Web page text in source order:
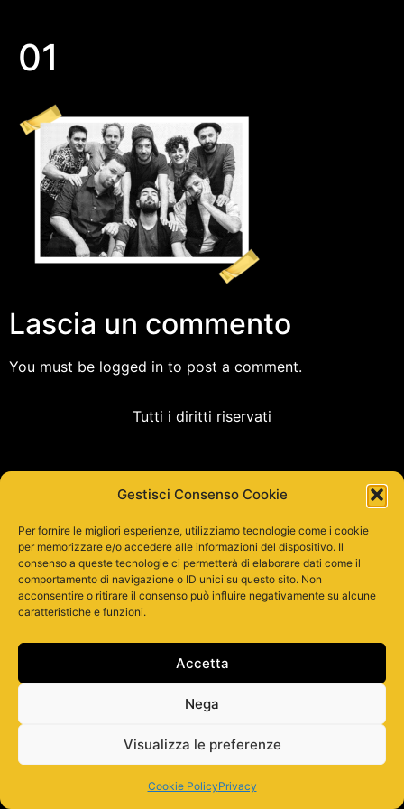
Gestisci Consenso Cookie
Per fornire le migliori esperienze, utilizziamo tecnologie come i cookie
per memorizzare e/o accedere alle informazioni del dispositivo. Il
consenso a queste tecnologie ci permetterà di elaborare dati come il
comportamento di navigazione o ID unici su questo sito. Non
acconsentire o ritirare il consenso può influire negativamente su alcune
caratteristiche e funzioni.
Accetta
Nega
Visualizza le preferenze
Cookie PolicyPrivacy
01
Lascia un commento
You must be logged in to post a comment.
Tutti i diritti riservati